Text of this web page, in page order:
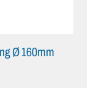
Ø 160mm